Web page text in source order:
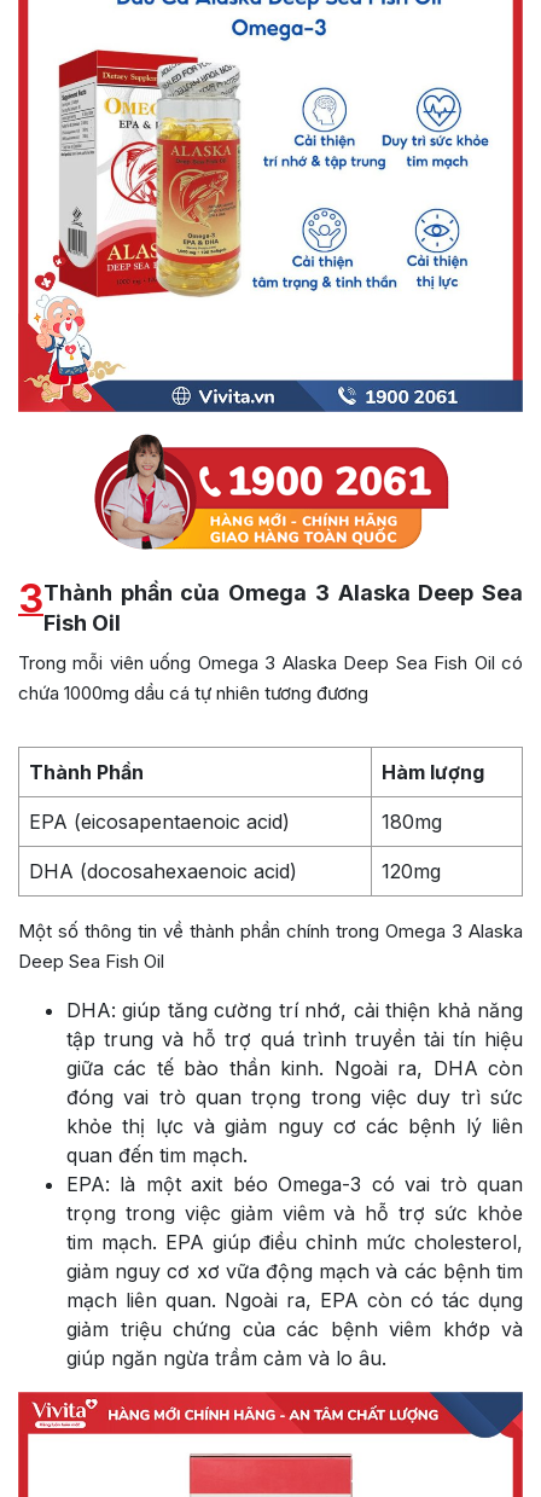
3Thành phần của Omega 3 Alaska Deep Sea
Fish Oil
Trong mỗi viên uống Omega 3 Alaska Deep Sea Fish Oil có
chứa 1000mg dầu cá tự nhiên tương đương
Thành Phần Hàm lượng
EPA (eicosapentaenoic acid) 180mg
DHA (docosahexaenoic acid) 120mg
Một số thông tin về thành phần chính trong Omega 3 Alaska
Deep Sea Fish Oil
DHA: giúp tăng cường trí nhớ, cải thiện khả năng
tập trung và hỗ trợ quá trình truyền tải tín hiệu
giữa các tế bào thần kinh. Ngoài ra, DHA còn
đóng vai trò quan trọng trong việc duy trì sức
khỏe thị lực và giảm nguy cơ các bệnh lý liên
quan đến tim mạch.
EPA: là một axit béo Omega-3 có vai trò quan
trọng trong việc giảm viêm và hỗ trợ sức khỏe
tim mạch. EPA giúp điều chỉnh mức cholesterol,
giảm nguy cơ xơ vữa động mạch và các bệnh tim
mạch liên quan. Ngoài ra, EPA còn có tác dụng
giảm triệu chứng của các bệnh viêm khớp và
giúp ngăn ngừa trầm cảm và lo âu.